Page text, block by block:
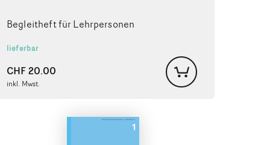
Begleitheft für Lehrpersonen
lieferbar
CHF20.00
inkl. Mwst.